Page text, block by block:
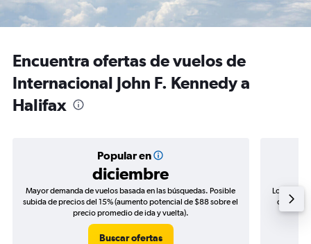
Encuentra ofertas de vuelos de
Internacional John F. Kennedy a
Halifax
Popular en
diciembre
Mayor demanda de vuelos basada en las búsquedas. Posible
subida de precios del 15% (aumento potencial de $88 sobre el
precio promedio de ida y vuelta).
Buscar ofertas
Los
de